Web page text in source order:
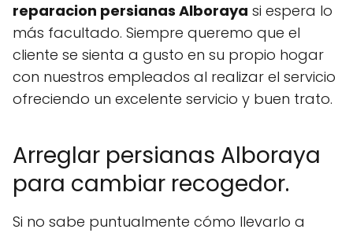
reparacion persianas Alboraya si espera lo
más facultado. Siempre queremo que el
cliente se sienta a gusto en su propio hogar
con nuestros empleados al realizar el servicio
ofreciendo un excelente servicio y buen trato.
Arreglar persianas Alboraya
para cambiar recogedor.
Si no sabe puntualmente cómo llevarlo a